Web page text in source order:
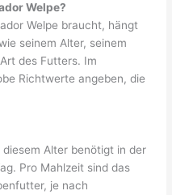
Welpe?
Welpe braucht, hängt
seinem Alter, seinem
des Futters. Im
Richtwerte angeben, die
diesem Alter benötigt in der
Pro Mahlzeit sind das
je nach